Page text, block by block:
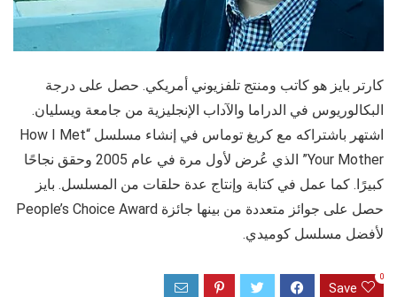
كارتر بايز هو كاتب ومنتج تلفزيوني أمريكي. حصل على درجة
البكالوريوس في الدراما والآداب الإنجليزية من جامعة ويسليان.
اشتهر باشتراكه مع كريغ توماس في إنشاء مسلسل “How I Met
Your Mother” الذي عُرض لأول مرة في عام 2005 وحقق نجاحًا
كبيرًا. كما عمل في كتابة وإنتاج عدة حلقات من المسلسل. بايز
حصل على جوائز متعددة من بينها جائزة People’s Choice Award
لأفضل مسلسل كوميدي.
Save
0